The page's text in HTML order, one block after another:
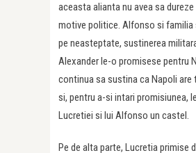
aceasta alianta nu avea sa
motive politice. Alfonso si familia
pe neasteptate, sustinerea
Alexander le-o promisese pentru
continua sa sustina ca Napoli are
si, pentru a-si intari promisiunea,
Lucretiei si lui Alfonso un castel.
Pe de alta parte, Lucretia primise